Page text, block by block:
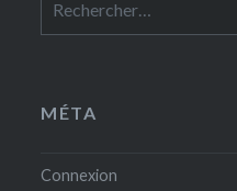
MÉTA
Connexion